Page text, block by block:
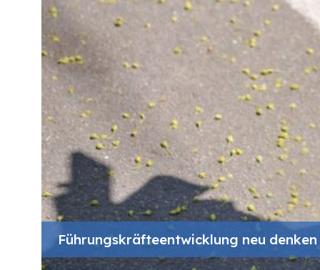
Führungskräfteentwicklung neu denken